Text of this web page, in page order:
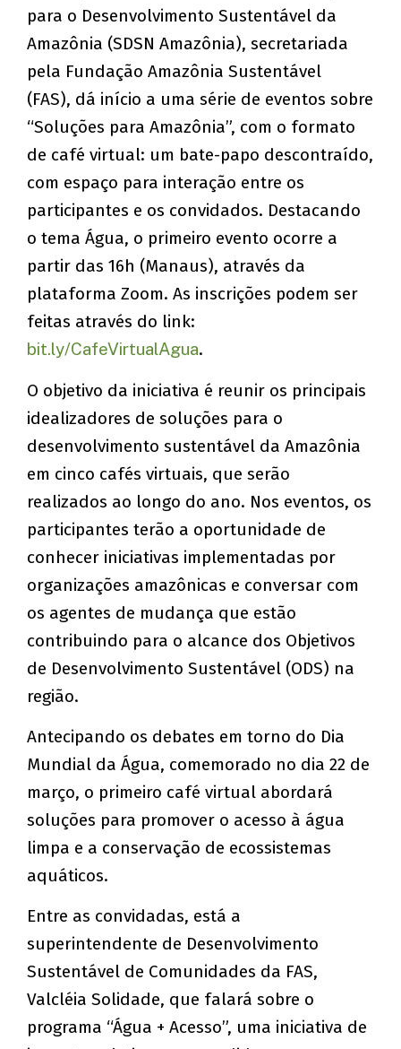
para o Desenvolvimento Sustentável da
Amazônia (SDSN Amazônia), secretariada
pela Fundação Amazônia Sustentável
(FAS), dá início a uma série de eventos sobre
“Soluções para Amazônia”, com o formato
de café virtual: um bate-papo descontraído,
com espaço para interação entre os
participantes e os convidados. Destacando
o tema Água, o primeiro evento ocorre a
partir das 16h (Manaus), através da
plataforma Zoom. As inscrições podem ser
feitas através do link:
bit.ly/CafeVirtualAgua.
O objetivo da iniciativa é reunir os principais
idealizadores de soluções para o
desenvolvimento sustentável da Amazônia
em cinco cafés virtuais, que serão
realizados ao longo do ano. Nos eventos, os
participantes terão a oportunidade de
conhecer iniciativas implementadas por
organizações amazônicas e conversar com
os agentes de mudança que estão
contribuindo para o alcance dos Objetivos
de Desenvolvimento Sustentável (ODS) na
região.
Antecipando os debates em torno do Dia
Mundial da Água, comemorado no dia 22 de
março, o primeiro café virtual abordará
soluções para promover o acesso à água
limpa e a conservação de ecossistemas
aquáticos.
Entre as convidadas, está a
superintendente de Desenvolvimento
Sustentável de Comunidades da FAS,
Valcléia Solidade, que falará sobre o
programa “Água + Acesso”, uma iniciativa de